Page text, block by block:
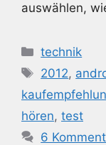
auswählen,
Kategorien
technik
2012,
hören, test
6